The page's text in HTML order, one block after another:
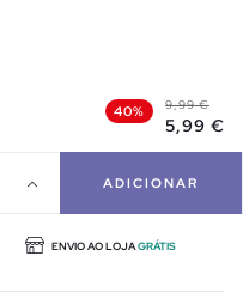
40% 9,99 €
5,99 €
ADICIONAR
ENVIO AO LOJAGRÁTIS